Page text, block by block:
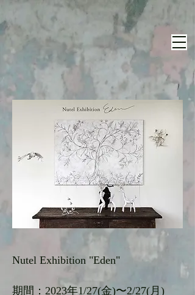
Nutel Exhibition "Eden"
期間：2023年1/27(金)〜2/27(月)